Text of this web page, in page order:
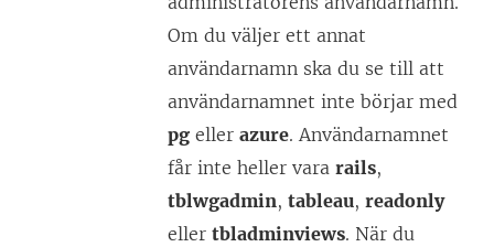
Om du väljer ett annat
användarnamn ska du se till att
användarnamnet inte börjar med
pg eller azure. Användarnamnet
får inte heller vara rails,
tblwgadmin, tableau, readonly
eller tbladminviews. När du